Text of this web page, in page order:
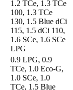
1.2 TCe, 1.3 TCe
100, 1.3 TCe
130, 1.5 Blue dCi
115, 1.5 dCi 110,
1.6 SCe, 1.6 SCe
LPG
0.9 LPG, 0.9
TCe, 1.0 Eco-G,
1.0 SCe, 1.0
TCe, 1.5 Blue